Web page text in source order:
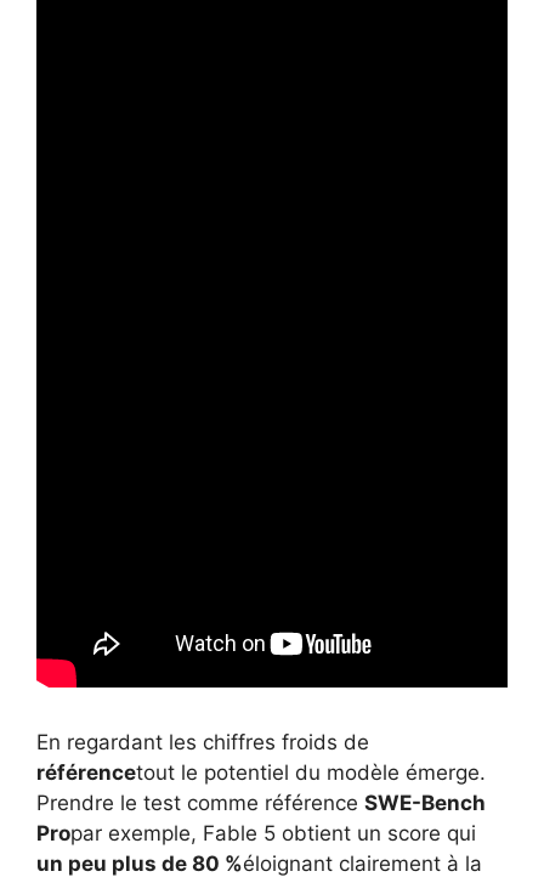
En regardant les chiffres froids de
référencetout le potentiel du modèle émerge.
Prendre le test comme référence SWE-Bench
Propar exemple, Fable 5 obtient un score qui
un peu plus de 80 %éloignant clairement à la